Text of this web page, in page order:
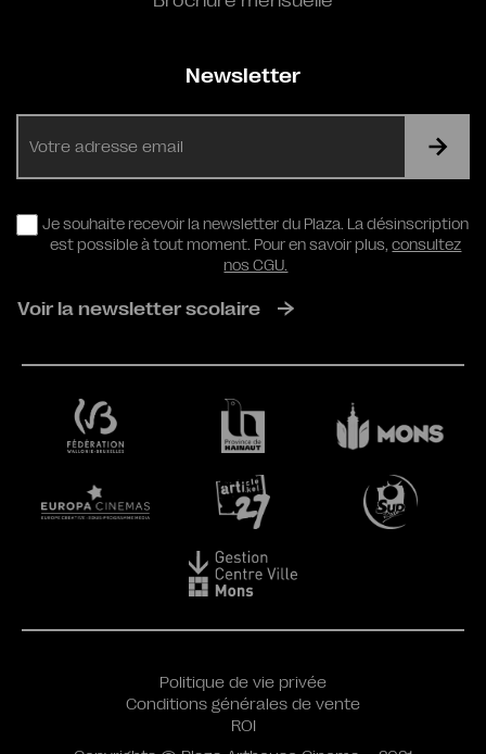
Newsletter
RGPD
Je souhaite recevoir la newsletter du Plaza. La désinscription
est possible à tout moment. Pour en savoir plus,consultez
nos CGU.
Voir la newsletter scolaire
Politique de vie privée
Conditions générales de vente
ROI